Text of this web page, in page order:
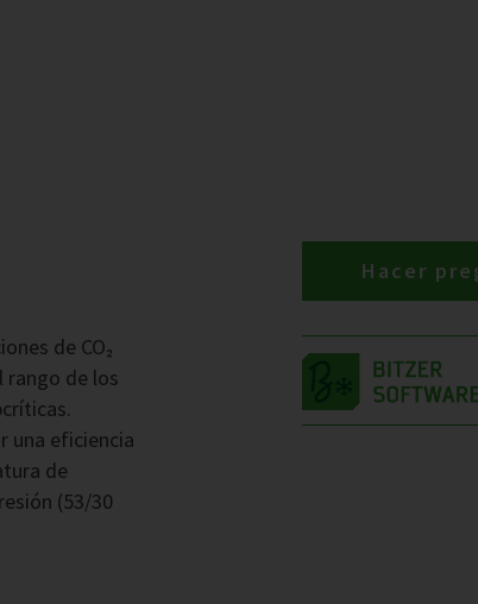
de CO₂
rango de los
una eficiencia
de
(53/30
Hacer